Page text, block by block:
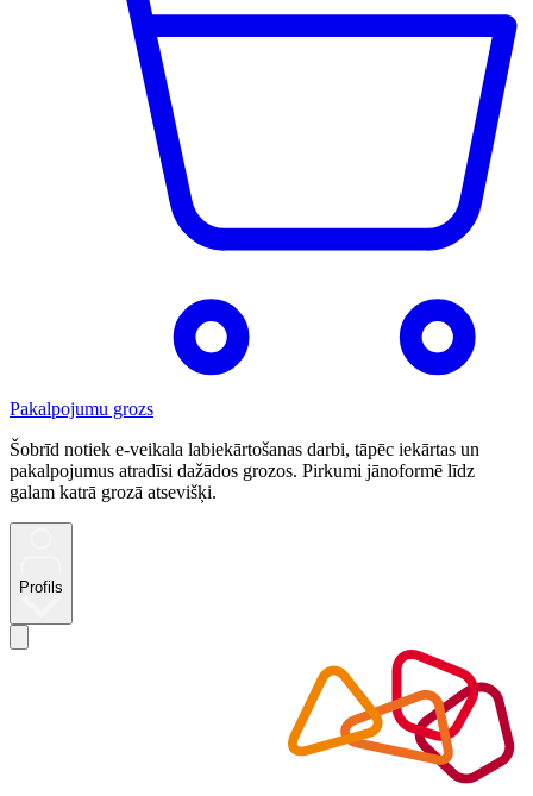
Pakalpojumu grozs
Šobrīd notiek e-veikala labiekārtošanas darbi, tāpēc iekārtas un
pakalpojumus atradīsi dažādos grozos. Pirkumi jānoformē līdz
galam katrā grozā atsevišķi.
Profils